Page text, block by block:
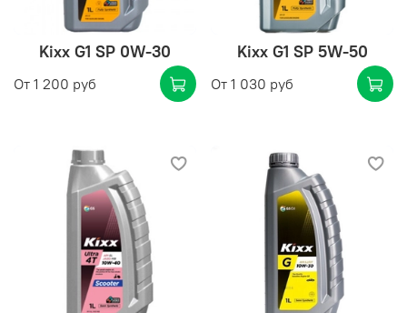
Kixx G1 SP 0W-30
От 1 200 руб
Kixx G1 SP 5W-50
От 1 030 руб